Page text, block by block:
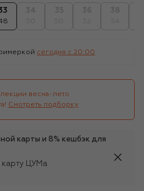
сегодня c 20:00
весна-лето
Смотреть подборку
карты и 8% кешбэк для
ЦУМа